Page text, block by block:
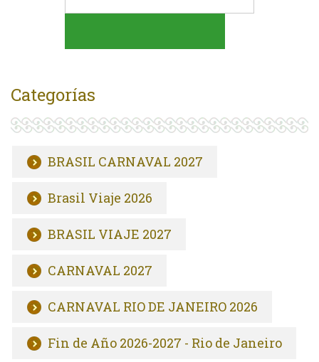
Categorías
BRASIL CARNAVAL 2027
Brasil Viaje 2026
BRASIL VIAJE 2027
CARNAVAL 2027
CARNAVAL RIO DE JANEIRO 2026
Fin de Año 2026-2027 - Rio de Janeiro